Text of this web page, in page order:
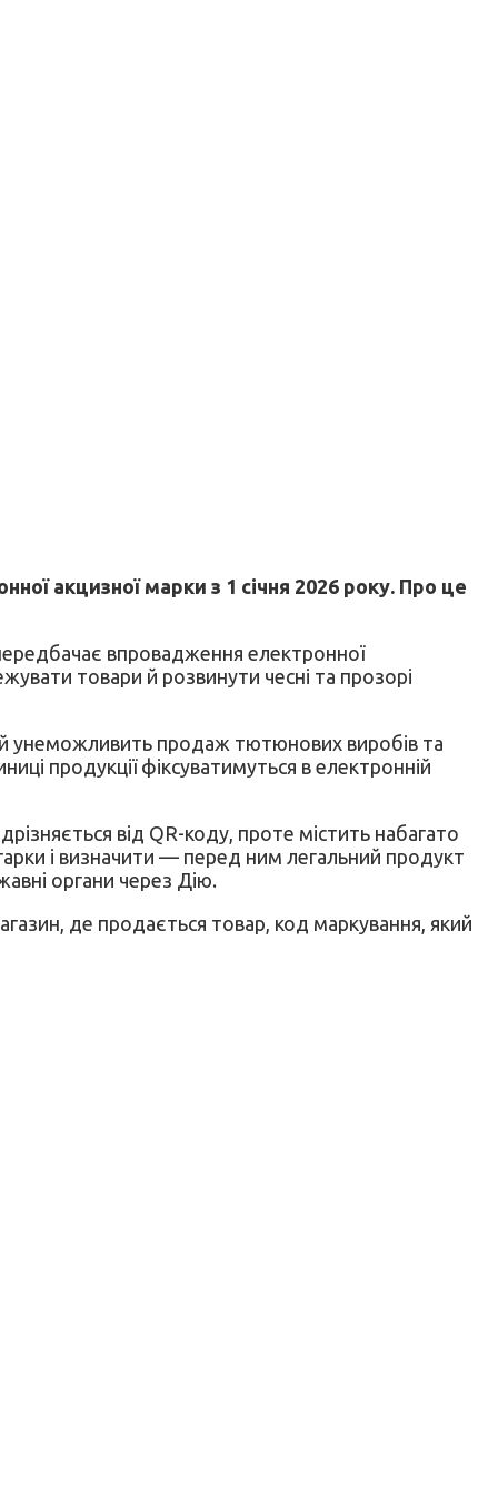
акцизної марки з 1 січня 2026 року. Про це
впровадження електронної
товари й розвинути чесні та прозорі
унеможливить продаж тютюнових виробів та
продукції фіксуватимуться в електронній
від QR-коду, проте містить набагато
і визначити — перед ним легальний продукт
органи через Дію.
де продається товар, код маркування, який